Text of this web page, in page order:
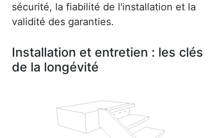
sécurité, la fiabilité de l'installation et la
validité des garanties.
Installation et entretien : les clés
de la longévité